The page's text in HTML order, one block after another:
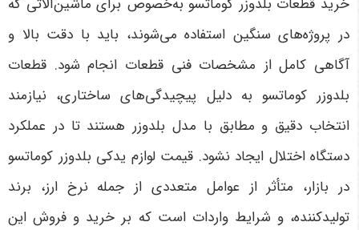
خرید قطعات بلدوزر کوماتسو به‌خصوص برای ماشین‌آلاتی که
در پروژه‌های سنگین استفاده می‌شوند، باید با دقت بالا و
آگاهی کامل از مشخصات فنی قطعات انجام شود. قطعات
بلدوزر کوماتسو به دلیل پیچیدگی‌های ساختاری، نیازمند
انتخاب دقیق و مطابق با مدل بلدوزر هستند تا در عملکرد
دستگاه اختلال ایجاد نشود. قیمت لوازم یدکی بلدوزر کوماتسو
در بازار، متأثر از عوامل متعددی از جمله نرخ ارز، برند
تولیدکننده، و شرایط واردات است که بر خرید و فروش این